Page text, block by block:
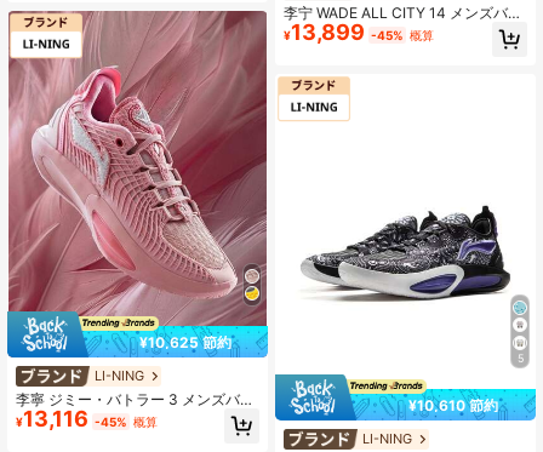
ポーツシューズ ABAV001 正規公式
ストア
¥10,625 節約
LI-NING
李寧 ジミー・バトラー 3 メンズバス
ケットボールシューズ、プロスポー
ツシューズ、ABAU107、正規店舗
¥13,116 -45% 概算
李宁 WADE ALL CITY 14 メンズバス
ケットボールシューズ、安定したサ
ポート、耐久性のあるスポーツシュ
¥13,899 -45% 概算
5
¥10,610 節約
LI-NING